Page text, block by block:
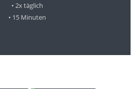
• 2x täglich
• 15 Minuten